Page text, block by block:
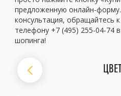
предложенную онлайн-
консультация, обращайтесь
телефону +7 (495) 255-04-74
шопинга!